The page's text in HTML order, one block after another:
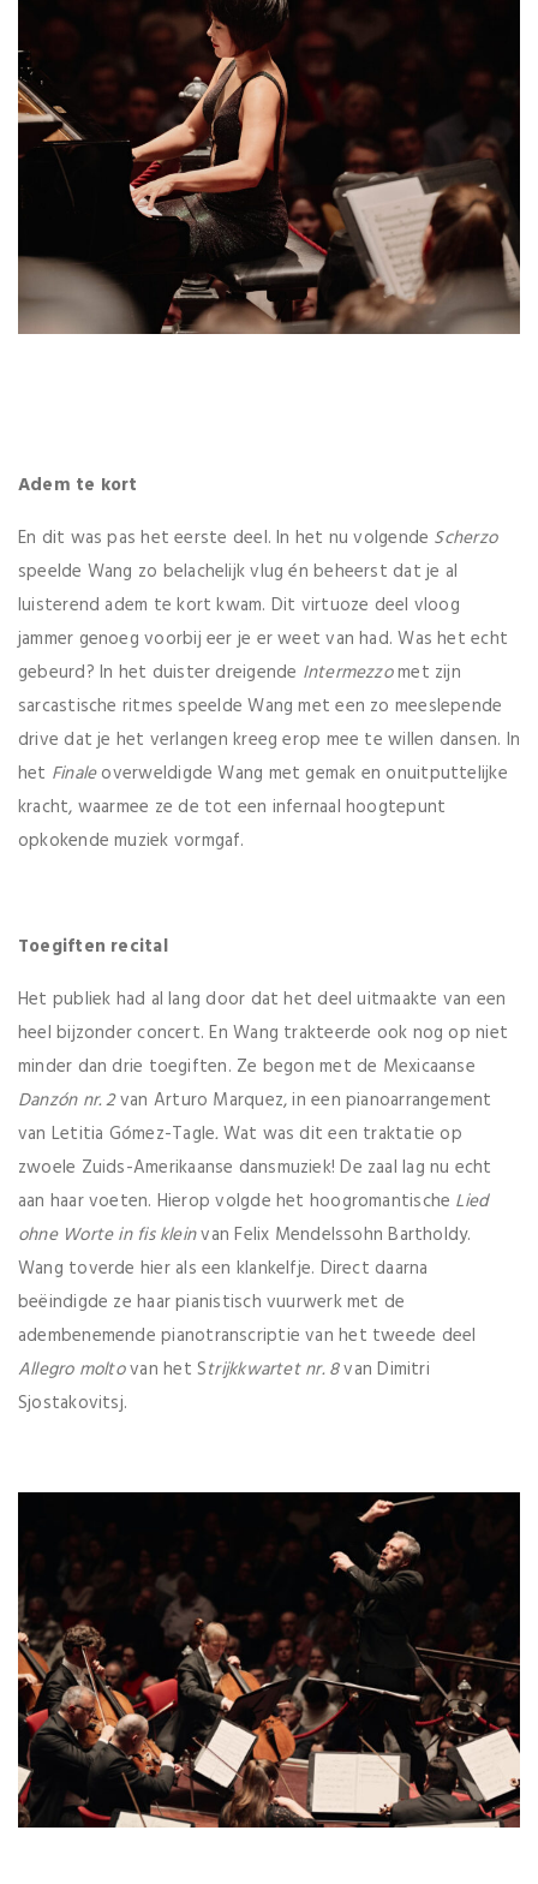
Adem te kort
En dit was pas het eerste deel. In het nu volgende Scherzo
speelde Wang zo belachelijk vlug én beheerst dat je al
luisterend adem te kort kwam. Dit virtuoze deel vloog
jammer genoeg voorbij eer je er weet van had. Was het echt
gebeurd? In het duister dreigende Intermezzomet zijn
sarcastische ritmes speelde Wang met een zo meeslepende
drive dat je het verlangen kreeg erop mee te willen dansen. In
het Finaleoverweldigde Wang met gemak en onuitputtelijke
kracht, waarmee ze de tot een infernaal hoogtepunt
opkokende muziek vormgaf.
Toegiften recital
Het publiek had al lang door dat het deel uitmaakte van een
heel bijzonder concert. En Wang trakteerde ook nog op niet
minder dan drie toegiften. Ze begon met de Mexicaanse
Danzón nr. 2van Arturo Marquez, in een pianoarrangement
van Letitia Gómez-Tagle. Wat was dit een traktatie op
zwoele Zuids-Amerikaanse dansmuziek! De zaal lag nu echt
aan haar voeten. Hierop volgde het hoogromantische Lied
ohne Worte in fis kleinvan Felix Mendelssohn Bartholdy.
Wang toverde hier als een klankelfje. Direct daarna
beëindigde ze haar pianistisch vuurwerk met de
adembenemende pianotranscriptie van het tweede deel
Allegro moltovan het Strijkkwartet nr. 8van Dimitri
Sjostakovitsj.